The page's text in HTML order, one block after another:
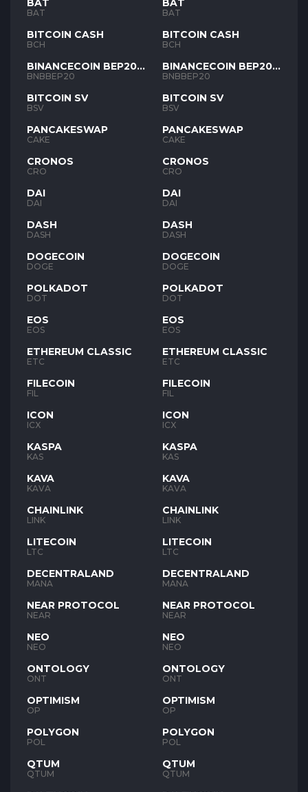
BAT
BAT
BITCOIN CASH
BCH
BINANCECOIN BEP20
BNB
BNBBEP20
BITCOIN SV
BSV
PANCAKESWAP
CAKE
CRONOS
CRO
DAI
DAI
DASH
DASH
DOGECOIN
DOGE
POLKADOT
DOT
EOS
EOS
ETHEREUM CLASSIC
ETC
FILECOIN
FIL
ICON
ICX
KASPA
KAS
KAVA
KAVA
CHAINLINK
LINK
LITECOIN
LTC
DECENTRALAND
MANA
NEAR PROTOCOL
NEAR
NEO
NEO
ONTOLOGY
ONT
OPTIMISM
OP
POLYGON
POL
QTUM
QTUM
BAT
BAT
BITCOIN CASH
BCH
BINANCECOIN BEP20
BNB
BNBBEP20
BITCOIN SV
BSV
PANCAKESWAP
CAKE
CRONOS
CRO
DAI
DAI
DASH
DASH
DOGECOIN
DOGE
POLKADOT
DOT
EOS
EOS
ETHEREUM CLASSIC
ETC
FILECOIN
FIL
ICON
ICX
KASPA
KAS
KAVA
KAVA
CHAINLINK
LINK
LITECOIN
LTC
DECENTRALAND
MANA
NEAR PROTOCOL
NEAR
NEO
NEO
ONTOLOGY
ONT
OPTIMISM
OP
POLYGON
POL
QTUM
QTUM